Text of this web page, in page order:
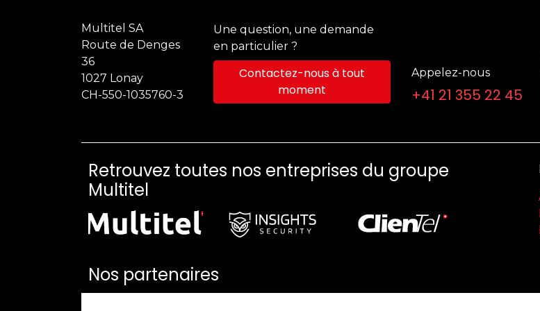
Multitel SA
Route de Denges
36
1027 Lonay
CH-550-1035760-3
Une question, une demande
en particulier ?
Contactez-nous à tout
moment
Appelez-nous
+41 21 355 22 45
Retrouvez toutes nos entreprises du groupe
Multitel
Nos partenaires